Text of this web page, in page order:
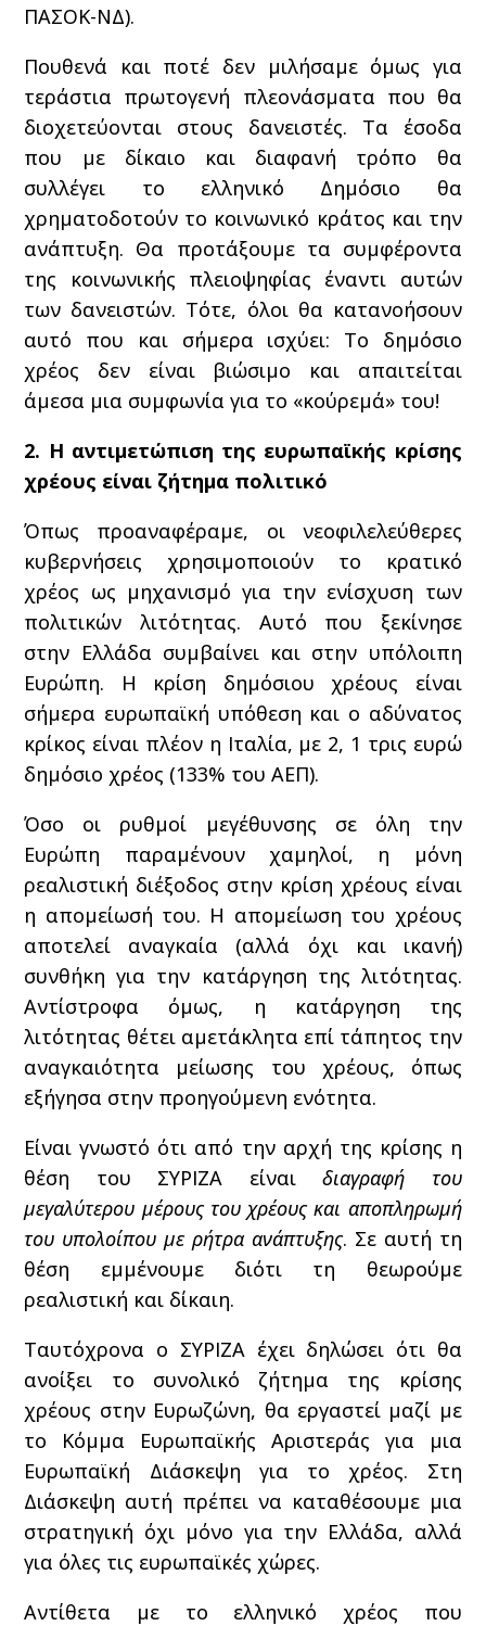
ΠΑΣΟΚ-ΝΔ).
Πουθενά και ποτέ δεν μιλήσαμε όμως για
τεράστια πρωτογενή πλεονάσματα που θα
διοχετεύονται στους δανειστές. Τα έσοδα
που με δίκαιο και διαφανή τρόπο θα
συλλέγει το ελληνικό Δημόσιο θα
χρηματοδοτούν το κοινωνικό κράτος και την
ανάπτυξη. Θα προτάξουμε τα συμφέροντα
της κοινωνικής πλειοψηφίας έναντι αυτών
των δανειστών. Τότε, όλοι θα κατανοήσουν
αυτό που και σήμερα ισχύει: Το δημόσιο
χρέος δεν είναι βιώσιμο και απαιτείται
άμεσα μια συμφωνία για το «κούρεμά» του!
2. Η αντιμετώπιση της ευρωπαϊκής κρίσης
χρέους είναι ζήτημα πολιτικό
Όπως προαναφέραμε, οι νεοφιλελεύθερες
κυβερνήσεις χρησιμοποιούν το κρατικό
χρέος ως μηχανισμό για την ενίσχυση των
πολιτικών λιτότητας. Αυτό που ξεκίνησε
στην Ελλάδα συμβαίνει και στην υπόλοιπη
Ευρώπη. Η κρίση δημόσιου χρέους είναι
σήμερα ευρωπαϊκή υπόθεση και ο αδύνατος
κρίκος είναι πλέον η Ιταλία, με 2, 1 τρις ευρώ
δημόσιο χρέος (133% του ΑΕΠ).
Όσο οι ρυθμοί μεγέθυνσης σε όλη την
Ευρώπη παραμένουν χαμηλοί, η μόνη
ρεαλιστική διέξοδος στην κρίση χρέους είναι
η απομείωσή του. Η απομείωση του χρέους
αποτελεί αναγκαία (αλλά όχι και ικανή)
συνθήκη για την κατάργηση της λιτότητας.
Αντίστροφα όμως, η κατάργηση της
λιτότητας θέτει αμετάκλητα επί τάπητος την
αναγκαιότητα μείωσης του χρέους, όπως
εξήγησα στην προηγούμενη ενότητα.
Είναι γνωστό ότι από την αρχή της κρίσης η
θέση του ΣΥΡΙΖΑ είναιδιαγραφή του
μεγαλύτερου μέρους του χρέους και αποπληρωμή
του υπολοίπου με ρήτρα ανάπτυξης. Σε αυτή τη
θέση εμμένουμε διότι τη θεωρούμε
ρεαλιστική και δίκαιη.
Ταυτόχρονα ο ΣΥΡΙΖΑ έχει δηλώσει ότι θα
ανοίξει το συνολικό ζήτημα της κρίσης
χρέους στην Ευρωζώνη, θα εργαστεί μαζί με
το Κόμμα Ευρωπαϊκής Αριστεράς για μια
Ευρωπαϊκή Διάσκεψη για το χρέος. Στη
Διάσκεψη αυτή πρέπει να καταθέσουμε μια
στρατηγική όχι μόνο για την Ελλάδα, αλλά
για όλες τις ευρωπαϊκές χώρες.
Αντίθετα με το ελληνικό χρέος που